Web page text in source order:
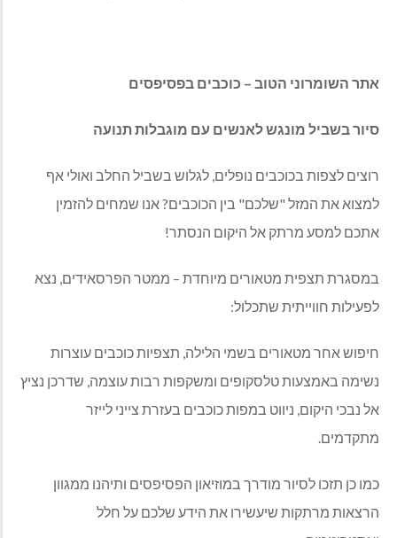
אתר השומרוני הטוב – כוכבים בפסיפסים
סיור בשביל מונגש לאנשים עם מוגבלות תנועה
רוצים לצפות בכוכבים נופלים, לגלוש בשביל החלב ואולי אף
למצוא את המזל "שלכם" בין הכוכבים? אנו שמחים להזמין
אתכם למסע מרתק אל היקום הנסתר!
במסגרת תצפית מטאורים מיוחדת – ממטר הפרסאידים, נצא
לפעילות חווייתית שתכלול:
חיפוש אחר מטאורים בשמי הלילה, תצפיות כוכבים עוצרות
נשימה באמצעות טלסקופים ומשקפות רבות עוצמה, שדרכן נציץ
אל נבכי היקום, ניווט במפות כוכבים בעזרת צייני לייזר
מתקדמים.
כמו כן תזכו לסיור מודרך במוזיאון הפסיפסים ותיהנו ממגוון
הרצאות מרתקות שיעשירו את הידע שלכם על חלל